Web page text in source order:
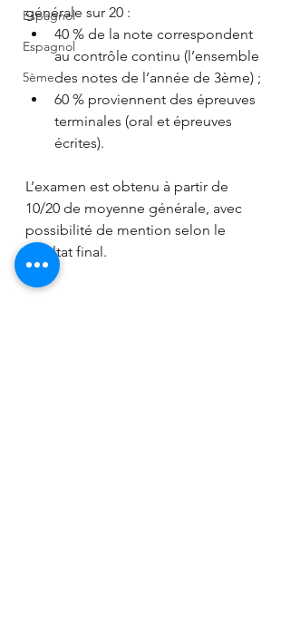
Espagnol
Espagnol
5ème
générale sur 20 :
40 % de la note correspondent
au contrôle continu (l’ensemble
des notes de l’année de 3ème) ;
60 % proviennent des épreuves
terminales (oral et épreuves
écrites).
L’examen est obtenu à partir de
10/20 de moyenne générale, avec
possibilité de mention selon le
résultat final.